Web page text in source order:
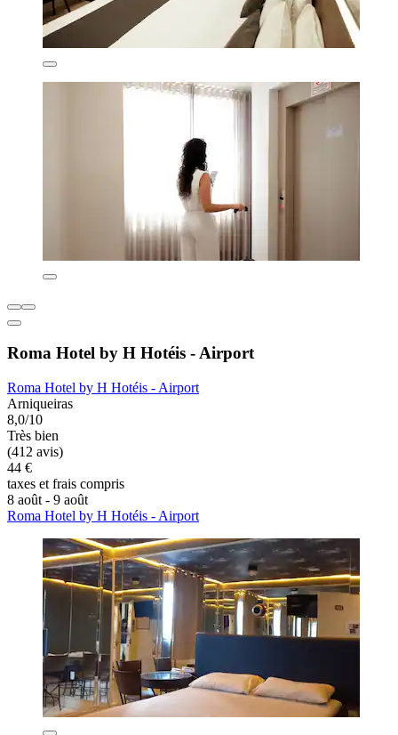
Roma Hotel by H Hotéis - Airport
Roma Hotel by H Hotéis - Airport
Arniqueiras
8,0/10
Très bien
(412 avis)
44 €
taxes et frais compris
8 août - 9 août
Roma Hotel by H Hotéis - Airport